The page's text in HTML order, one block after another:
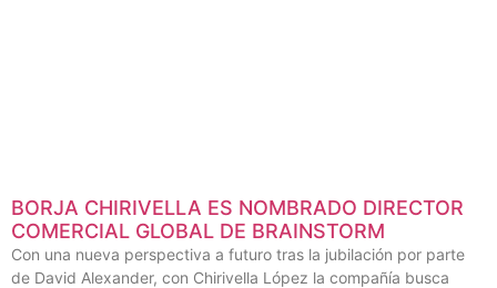
BORJA CHIRIVELLA ES NOMBRADO DIRECTOR
COMERCIAL GLOBAL DE BRAINSTORM
Con una nueva perspectiva a futuro tras la jubilación por parte
de David Alexander, con Chirivella López la compañía busca